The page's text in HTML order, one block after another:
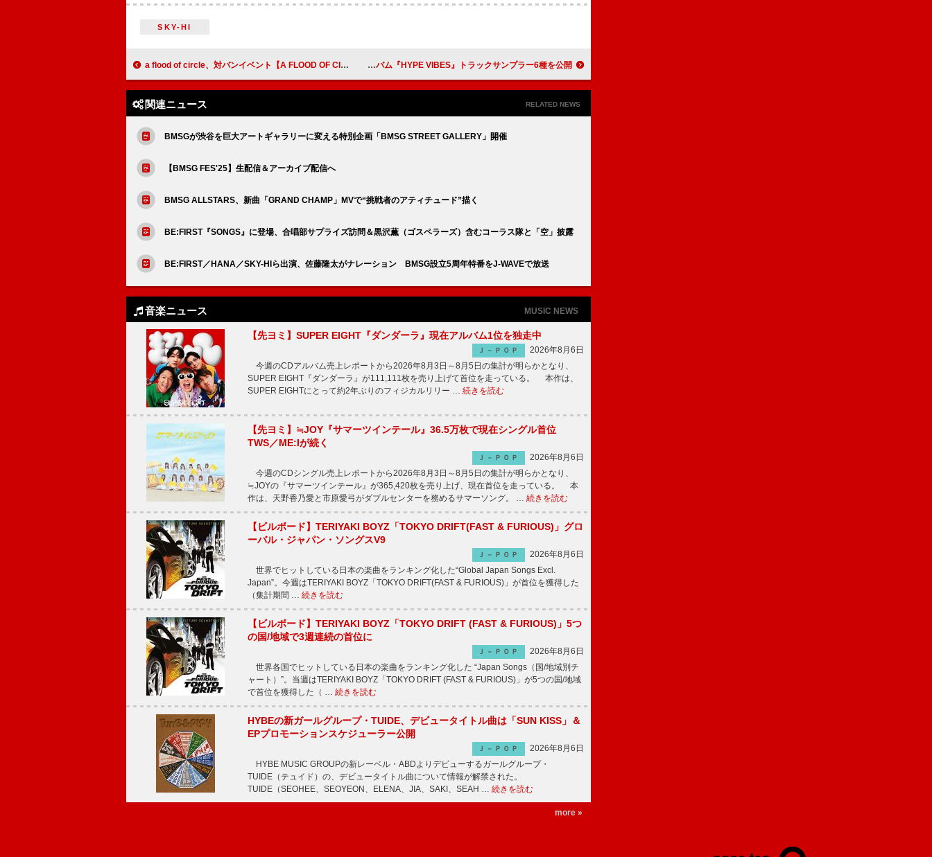
SKY-HI
a flood of circle、対バンイベント【A FLOOD OF CIRCUS 2026】開催 SEVENTEENのユニット・CxM、ミニアルバム『HYPE VIBES』トラックサンプラー6種を公開
関連ニュース RELATED NEWS
BMSGが渋谷を巨大アートギャラリーに変える特別企画「BMSG STREET GALLERY」開催
【BMSG FES'25】生配信＆アーカイブ配信へ
BMSG ALLSTARS、新曲「GRAND CHAMP」MVで“挑戦者のアティチュード”描く
BE:FIRST『SONGS』に登場、合唱部サプライズ訪問＆黒沢薫（ゴスペラーズ）含むコーラス隊と「空」披露
BE:FIRST／HANA／SKY-HIら出演、佐藤隆太がナレーション BMSG設立5周年特番をJ-WAVEで放送
音楽ニュース MUSIC NEWS
【先ヨミ】SUPER EIGHT『ダンダーラ』現在アルバム1位を独走中
Ｊ－ＰＯＰ
2026年8月6日
今週のCDアルバム売上レポートから2026年8月3日～8月5日の集計が明らかとなり、
SUPER EIGHT『ダンダーラ』が111,111枚を売り上げて首位を走っている。 本作は、
SUPER EIGHTにとって約2年ぶりのフィジカルリリー … 続きを読む
【先ヨミ】≒JOY『サマーツインテール』36.5万枚で現在シングル首位
TWS／ME:Iが続く
Ｊ－ＰＯＰ
2026年8月6日
今週のCDシングル売上レポートから2026年8月3日～8月5日の集計が明らかとなり、
≒JOYの『サマーツインテール』が365,420枚を売り上げ、現在首位を走っている。 本
作は、天野香乃愛と市原愛弓がダブルセンターを務めるサマーソング。 … 続きを読む
【ビルボード】TERIYAKI BOYZ「TOKYO DRIFT(FAST & FURIOUS)」グロ
ーバル・ジャパン・ソングスV9
Ｊ－ＰＯＰ
2026年8月6日
世界でヒットしている日本の楽曲をランキング化した“Global Japan Songs Excl.
Japan”。今週はTERIYAKI BOYZ「TOKYO DRIFT(FAST & FURIOUS)」が首位を獲得した
（集計期間 … 続きを読む
【ビルボード】TERIYAKI BOYZ「TOKYO DRIFT (FAST & FURIOUS)」5つ
の国/地域で3週連続の首位に
Ｊ－ＰＯＰ
2026年8月6日
世界各国でヒットしている日本の楽曲をランキング化した “Japan Songs（国/地域別チ
ャート）”。当週はTERIYAKI BOYZ「TOKYO DRIFT (FAST & FURIOUS)」が5つの国/地域
で首位を獲得した（ … 続きを読む
HYBEの新ガールグループ・TUIDE、デビュータイトル曲は「SUN KISS」＆
EPプロモーションスケジューラー公開
Ｊ－ＰＯＰ
2026年8月6日
HYBE MUSIC GROUPの新レーベル・ABDよりデビューするガールグループ・
TUIDE（テュイド）の、デビュータイトル曲について情報が解禁された。
TUIDE（SEOHEE、SEOYEON、ELENA、JIA、SAKI、SEAH … 続きを読む
more »